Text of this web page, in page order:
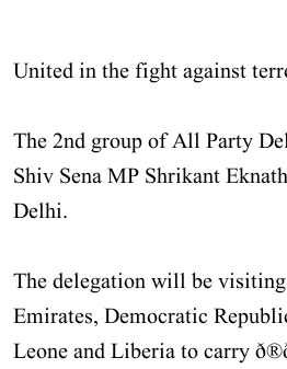
United in the fight against
The 2nd group of All Party
Shiv Sena MP Shrikant
Delhi.
The delegation will be
Emirates, Democratic
Leone and Liberia to carry